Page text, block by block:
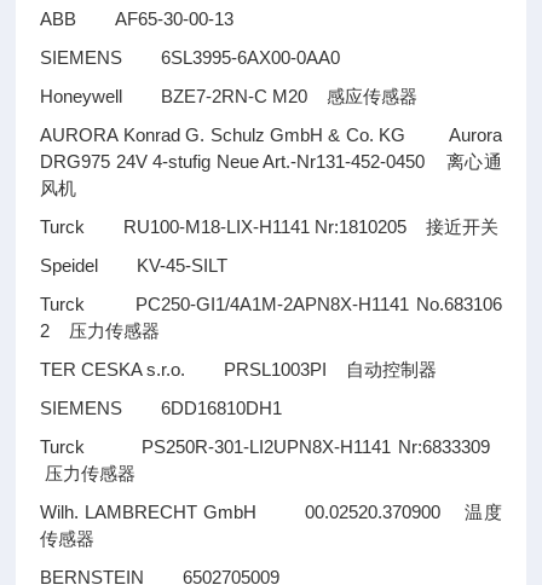
ABB AF65-30-00-13
SIEMENS 6SL3995-6AX00-0AA0
Honeywell BZE7-2RN-C M20感应传感器
AURORA Konrad G. Schulz GmbH & Co. KG Aurora
DRG975 24V 4-stufig Neue Art.-Nr131-452-0450 离心通
风机
Turck RU100-M18-LIX-H1141 Nr:1810205接近开关
Speidel KV-45-SILT
Turck PC250-GI1/4A1M-2APN8X-H1141 No.683106
2 压力传感器
TER CESKA s.r.o. PRSL1003PI 自动控制器
SIEMENS 6DD16810DH1
Turck PS250R-301-LI2UPN8X-H1141 Nr:6833309
压力传感器
Wilh. LAMBRECHT GmbH 00.02520.370900 温度
传感器
BERNSTEIN 6502705009